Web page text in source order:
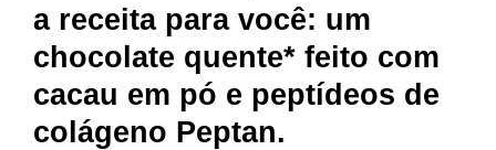
a receita para você: um
chocolate quente* feito com
cacau em pó e peptídeos de
colágeno Peptan.